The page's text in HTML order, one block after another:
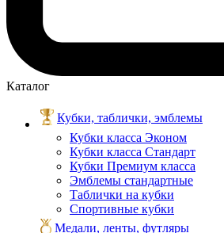
Каталог
Кубки, таблички, эмблемы
Кубки класса Эконом
Кубки класса Стандарт
Кубки Премиум класса
Эмблемы стандартные
Таблички на кубки
Спортивные кубки
Медали, ленты, футляры